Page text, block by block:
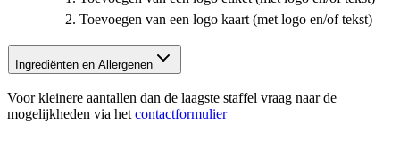
Toevoegen van een logo kaart (met logo en/of tekst)
Ingrediënten en Allergenen
Voor kleinere aantallen dan de laagste staffel vraag naar de
mogelijkheden via hetcontactformulier